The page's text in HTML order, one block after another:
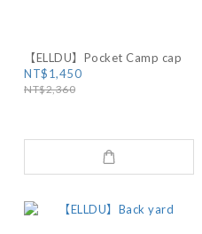
【ELLDU】Pocket Camp cap
NT$1,450
NT$2,360